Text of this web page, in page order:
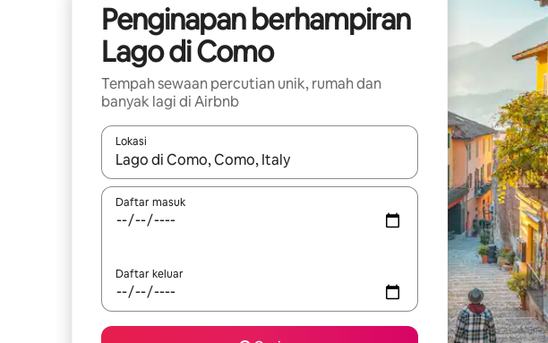
Penginapan berhampiran
Lago di Como
Tempah sewaan percutian unik, rumah dan
banyak lagi di Airbnb
Lokasi
Apabila hasil tersedia, navigasi dengan kekunci anak panah atas dan
Daftar masuk
Daftar keluar